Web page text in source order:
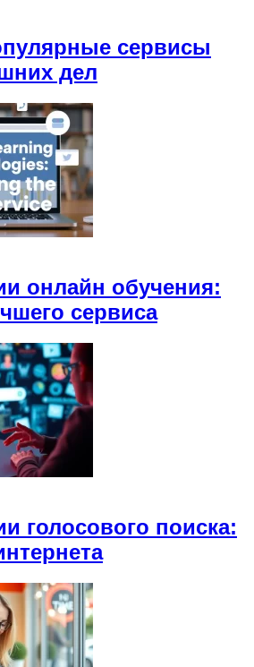
сервисы
дел
онлайн обучения:
сервиса
голосового поиска: